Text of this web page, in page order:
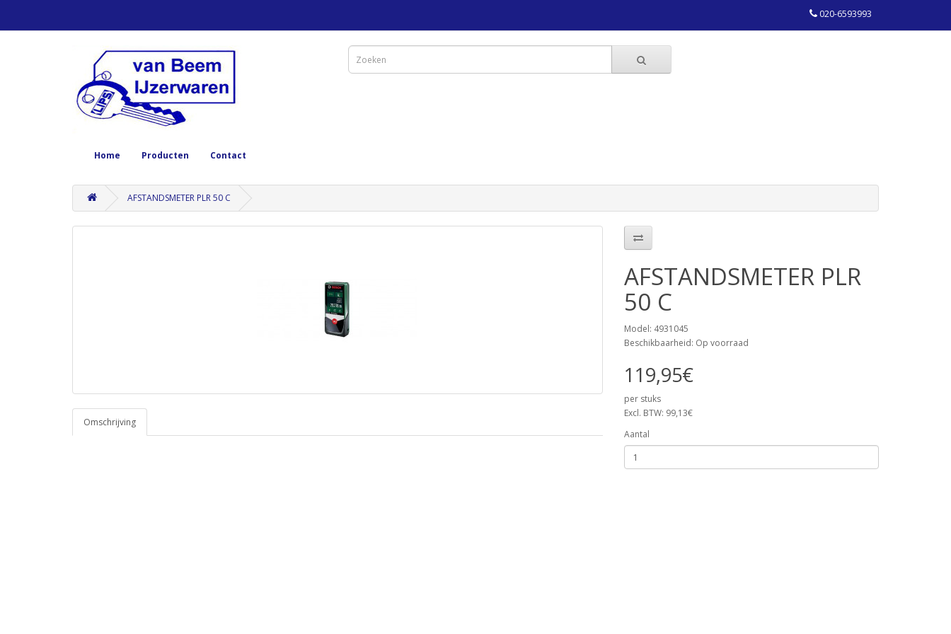
020-6593993
Home Producten Contact
AFSTANDSMETER PLR 50 C
Omschrijving
AFSTANDSMETER PLR
50 C
Model: 4931045
Beschikbaarheid: Op voorraad
119,95€
per stuks
Excl. BTW: 99,13€
Aantal